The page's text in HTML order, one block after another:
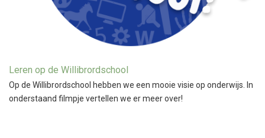
Leren op de Willibrordschool
Op de Willibrordschool hebben we een mooie visie op onderwijs. In
onderstaand filmpje vertellen we er meer over!